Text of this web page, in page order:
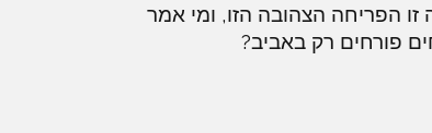
זו הפריחה הצהובה הזו, ומי אמר
פורחים רק באביב?